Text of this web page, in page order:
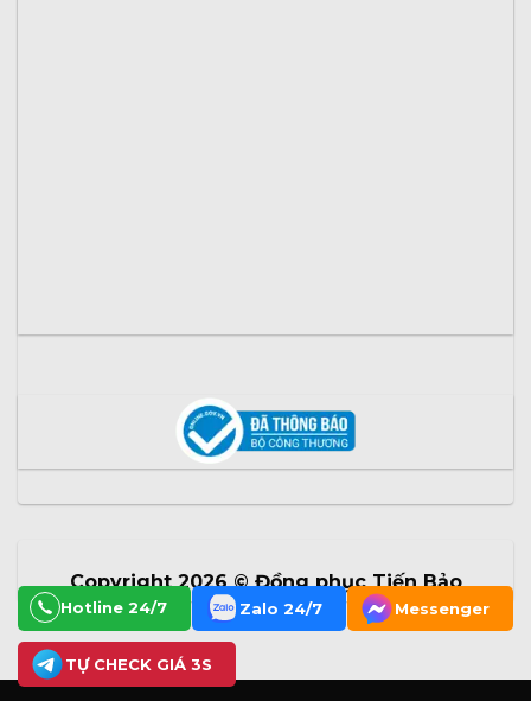
Copyright 2026 ©Đồng phục Tiến Bảo
Hotline 24/7 Zalo 24/7 Messenger
TỰ CHECK GIÁ 3S